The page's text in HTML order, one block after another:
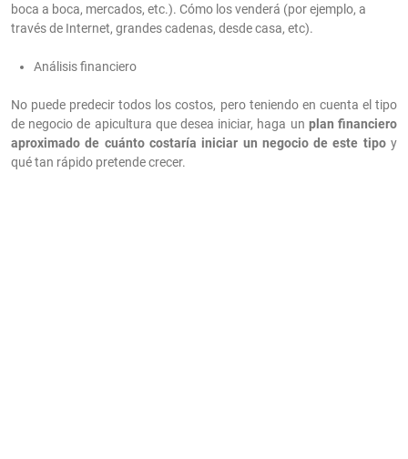
boca a boca, mercados, etc.). Cómo los venderá (por ejemplo, a
través de Internet, grandes cadenas, desde casa, etc).
Análisis financiero
No puede predecir todos los costos, pero teniendo en cuenta el tipo
de negocio de apicultura que desea iniciar, haga un plan financiero
aproximado de cuánto costaría iniciar un negocio de este tipoy
qué tan rápido pretende crecer.